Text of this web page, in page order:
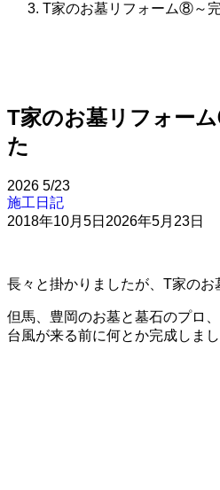
T家のお墓リフォーム⑧～
T家のお墓リフォー
た
2026 5/23
施工日記
2018年10月5日 2026年5月23日
長々と掛かりましたが、T家のお
但馬、豊岡のお墓と墓石のプロ
台風が来る前に何とか完成しまし